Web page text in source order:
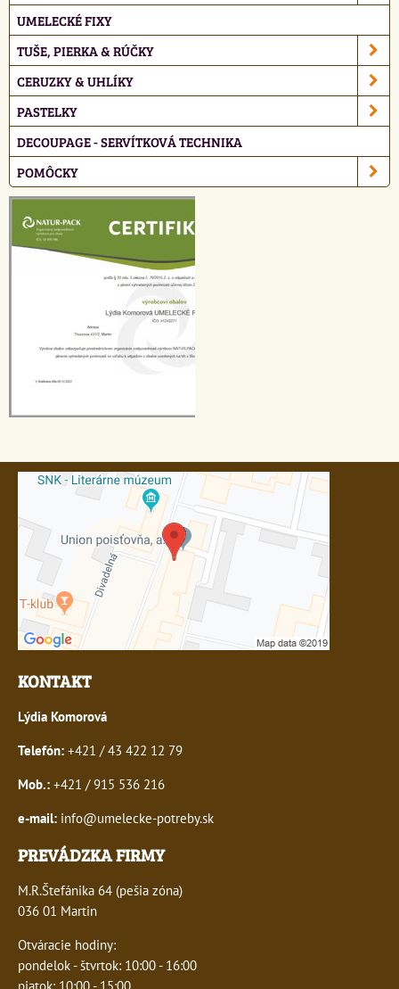
UMELECKÉ FIXY
TUŠE, PIERKA & RÚČKY
CERUZKY & UHLÍKY
PASTELKY
DECOUPAGE - SERVÍTKOVÁ TECHNIKA
POMÔCKY
KONTAKT
Lýdia Komorová
Telefón: +421 / 43 422 12 79
Mob.: +421 / 915 536 216
e-mail: info@umelecke-potreby.sk
PREVÁDZKA FIRMY
M.R.Štefánika 64 (pešia zóna)
036 01 Martin
Otváracie hodiny:
pondelok - štvrtok: 10:00 - 16:00
piatok: 10:00 - 15:00